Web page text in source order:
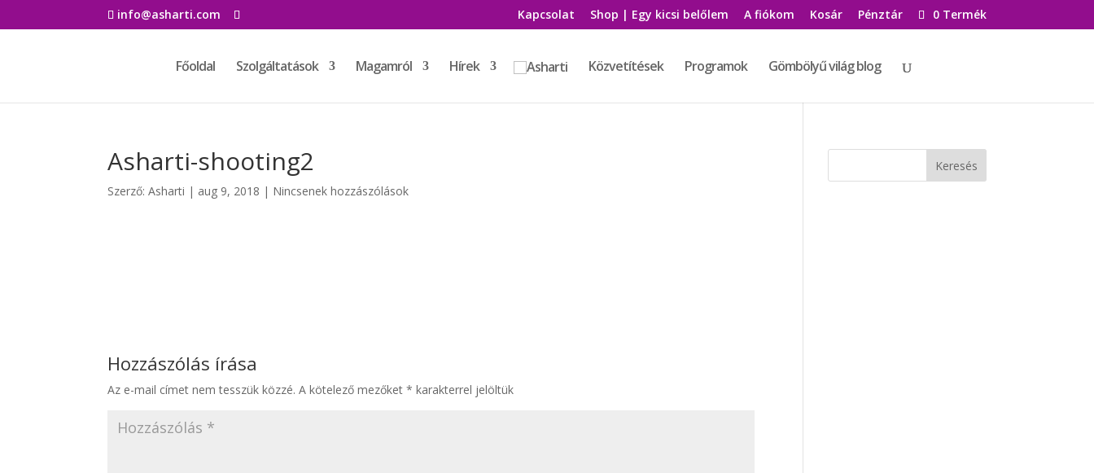
info@asharti.com Kapcsolat Shop | Egy kicsi belőlem A fiókom Kosár Pénztár 0 Termék
Főoldal Szolgáltatások Magamról Hírek Közvetítések Programok Gömbölyű világ blog
Asharti-shooting2
Szerző: Asharti | aug 9, 2018 | Nincsenek hozzászólások
Hozzászólás írása
Az e-mail címet nem tesszük közzé. A kötelező mezőket * karakterrel jelöltük